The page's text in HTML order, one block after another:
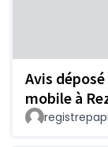
Avis
mobile à